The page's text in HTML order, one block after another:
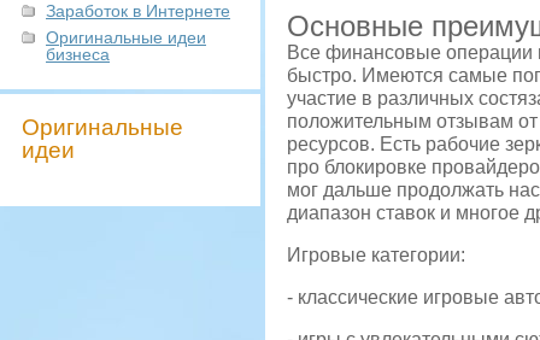
Заработок в Интернете
Оригинальные идеи
бизнеса
Оригинальные
идеи
Основные
Все финансовые операции
быстро. Имеются самые
участие в различных
положительным отзывам
ресурсов. Есть рабочие
про блокировке
мог дальше продолжать
диапазон ставок и многое
Игровые категории:
- классические игровые